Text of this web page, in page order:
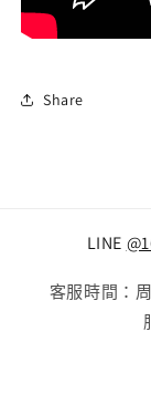
Share
LINE
客服時間：